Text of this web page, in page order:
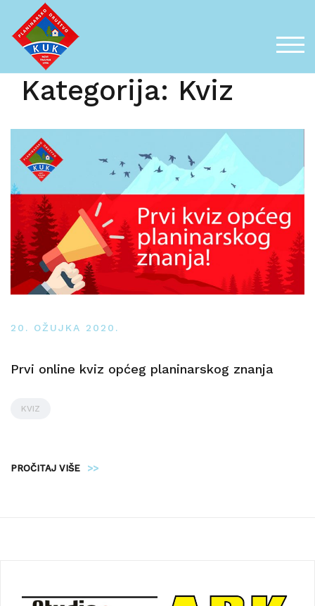
content
Kategorija: Kviz
20. OŽUJKA 2020.
Prvi online kviz općeg planinarskog znanja
KVIZ
PROČITAJ VIŠE >>